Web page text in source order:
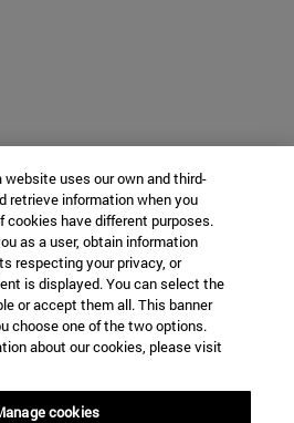
uses our own and third-
retrieve information when you
cookies have different purposes.
as a user, obtain information
respecting your privacy, or
is displayed. You can select the
or accept them all. This banner
choose one of the two options.
about our cookies, please visit
cookies